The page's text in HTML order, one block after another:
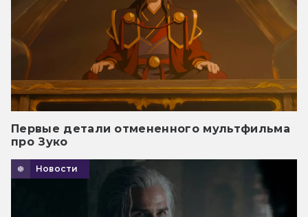
Первые детали отмененного мультфильма
про Зуко
Новости